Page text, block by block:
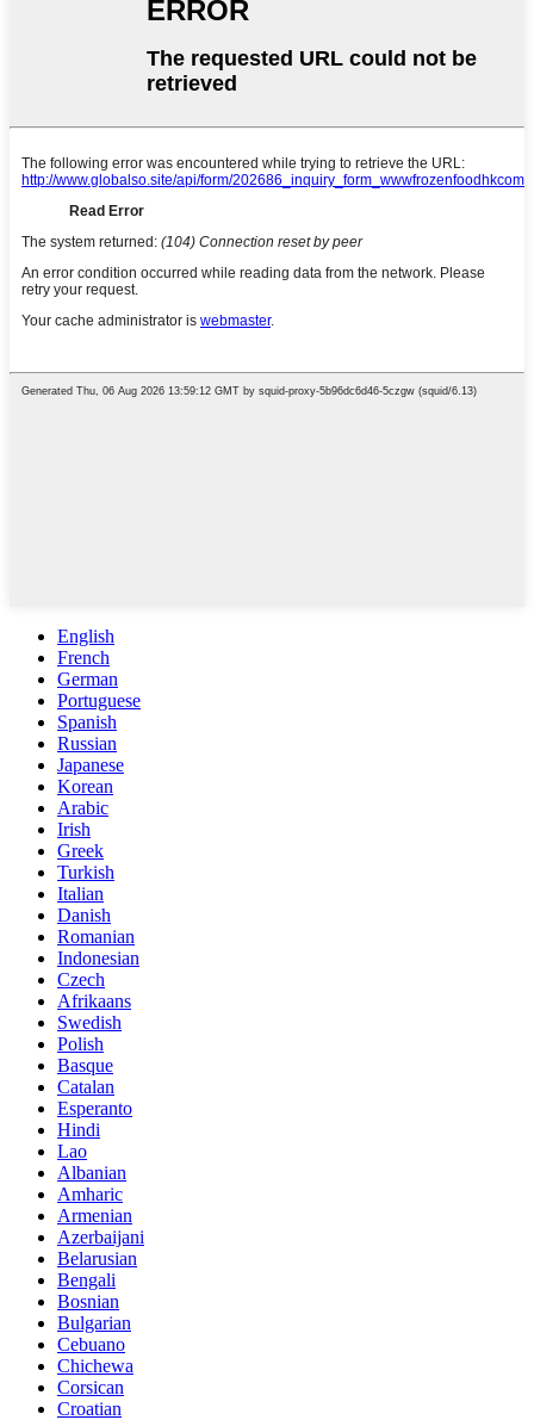
English
French
German
Portuguese
Spanish
Russian
Japanese
Korean
Arabic
Irish
Greek
Turkish
Italian
Danish
Romanian
Indonesian
Czech
Afrikaans
Swedish
Polish
Basque
Catalan
Esperanto
Hindi
Lao
Albanian
Amharic
Armenian
Azerbaijani
Belarusian
Bengali
Bosnian
Bulgarian
Cebuano
Chichewa
Corsican
Croatian